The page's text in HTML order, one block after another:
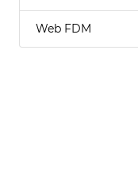
Web FDM